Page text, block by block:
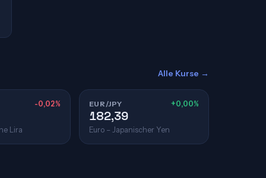
Alle Kurse →
-0,02%
Lira
EUR/JPY +0,00%
182,39
Euro – Japanischer Yen